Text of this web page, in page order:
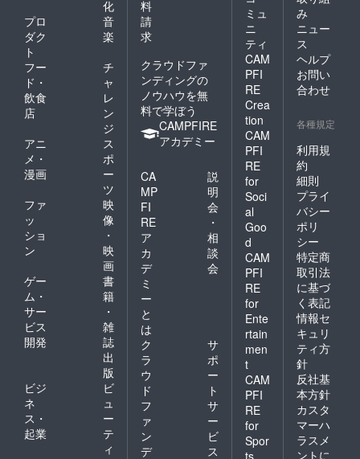
3,24,30,
31日の
いずれ
か予
定・東
京都
内）
（飲食
みま
通費は
ご負担
くださ
い）※詳
しくは
【試写
会＋食
事会プ
ラン】
をご参
照くだ
さい ・
越坂監
督・プ
デュー
スの過
去作
DVD2枚
をお届
け （備
考欄に
一般作
希望か
化
プロ
ダク
ト
音
楽
フー
ド・
飲食
店
チ
ャ
レ
ン
ジ
アニ
メ・
漫画
ス
ポ
ー
ツ
ファ
ッ
ショ
ン
映
像
・
映
画
ゲー
ム・
サー
ビス
開発
書
籍
・
雑
誌
出
版
ビジ
ネ
ス・
起業
ビ
ュ
ー
テ
ィ
料
請
求
クラウドファ
ンディングの
ノウハウを無
料で学ぼう
CAMPFIRE
アカデミー
CA
MP
FI
RE
ア
カ
デ
ミ
ー
と
は
説
明
会
・
相
談
会
ク
ラ
ウ
ド
フ
ァ
ン
デ
サ
ポ
ー
ト
サ
ー
ビ
ス
ミュ
ニ
ティ
CAM
PFI
RE
Crea
tion
CAM
PFI
RE
for
Soci
al
Goo
d
CAM
PFI
RE
for
Ente
rtain
men
t
CAM
PFI
RE
for
Spor
み
ニュー
ス
ヘルプ
お問い
合わせ
各種規定
利用規
約
細則
プライ
バシー
ポリ
シー
特定商
取引法
に基づ
く表記
情報セ
キュリ
ティ方
針
反社基
本方針
カスタ
マーハ
ラスメ
ントに